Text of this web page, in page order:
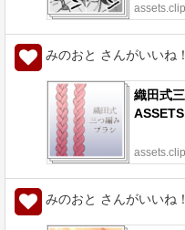
みのおと さんがいいね
織田式
ASSETS
みのおと さんがいいね